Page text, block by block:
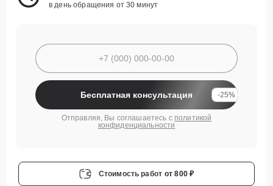
в день обращения от 30 минут
Бесплатная консультация -25%
Отправляя, Вы соглашаетесь с политикой
конфиденциальности
Стоимость работ от 800 ₽